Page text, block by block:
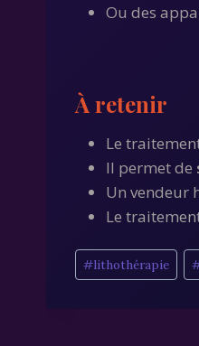
Ou des
À retenir
Le
Il permet de
Un vendeur
Le
Étiquettes
de
#lithothérapie